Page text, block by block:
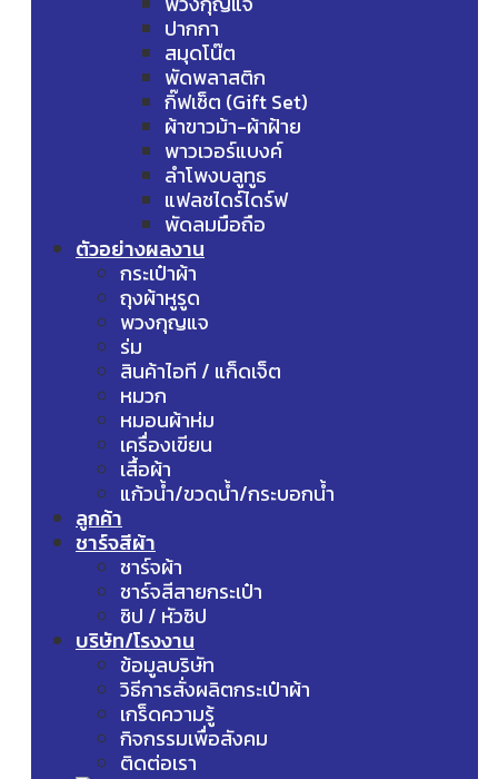
ปากกา
สมุดโน๊ต
พัดพลาสติก
กิ๊ฟเซ็ต (Gift Set)
ผ้าขาวม้า-ผ้าฝ้าย
พาวเวอร์แบงค์
ลำโพงบลูทูธ
แฟลชไดร์ไดร์ฟ
พัดลมมือถือ
ตัวอย่างผลงาน
กระเป๋าผ้า
ถุงผ้าหูรูด
พวงกุญแจ
ร่ม
สินค้าไอที / แก็ดเจ็ต
หมวก
หมอนผ้าห่ม
เครื่องเขียน
เสื้อผ้า
แก้วน้ำ/ขวดน้ำ/กระบอกน้ำ
ลูกค้า
ชาร์จสีผ้า
ชาร์จผ้า
ชาร์จสีสายกระเป๋า
ซิป / หัวซิป
บริษัท/โรงงาน
ข้อมูลบริษัท
วิธีการสั่งผลิตกระเป๋าผ้า
เกร็ดความรู้
กิจกรรมเพื่อสังคม
ติดต่อเรา